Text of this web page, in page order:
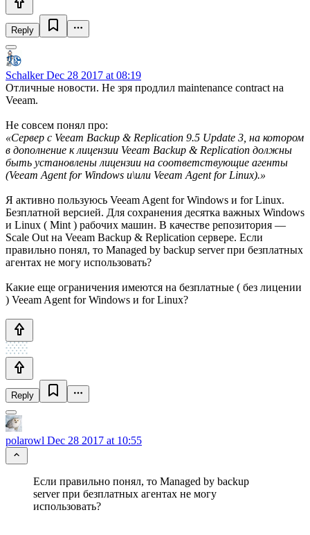
Reply
SchalkerDec 28 2017 at 08:19
Отличные новости. Не зря продлил maintenance contract на
Veeam.
Не совсем понял про:
«Сервер с Veeam Backup & Replication 9.5 Update 3, на котором
в дополнение к лицензии Veeam Backup & Replication должны
быть установлены лицензии на соответствующие агенты
(Veeam Agent for Windows и\или Veeam Agent for Linux).»
Я активно пользуюсь Veeam Agent for Windows и for Linux.
Безплатной версией. Для сохранения десятка важных Windows
и Linux ( Mint ) рабочих машин. В качестве репозитория —
Scale Out на Veeam Backup & Replication сервере. Если
правильно понял, то Managed by backup server при безплатных
агентах не могу использовать?
Какие еще ограничения имеются на безплатные ( без лицении
) Veeam Agent for Windows и for Linux?
Reply
polarowl Dec 28 2017 at 10:55
Если правильно понял, то Managed by backup
server при безплатных агентах не могу
использовать?